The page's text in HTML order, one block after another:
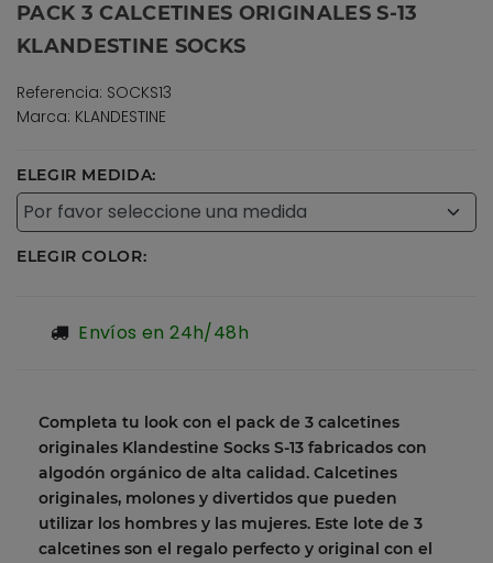
PACK 3 CALCETINES ORIGINALES S-13
KLANDESTINE SOCKS
Referencia: SOCKS13
Marca: KLANDESTINE
ELEGIR MEDIDA:
ELEGIR COLOR:
Envíos en 24h/48h
Completa tu look con el pack de 3 calcetines
originales Klandestine Socks S-13 fabricados con
algodón orgánico de alta calidad. Calcetines
originales, molones y divertidos que pueden
utilizar los hombres y las mujeres. Este lote de 3
calcetines son el regalo perfecto y original con el